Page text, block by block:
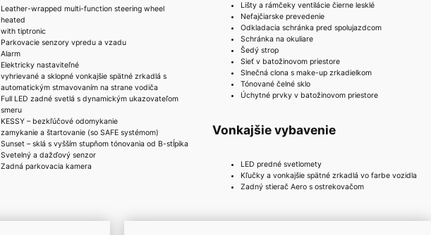
Leather-wrapped multi-function steering wheel
heated
with tiptronic
Parkovacie senzory vpredu a vzadu
Alarm
Elektricky nastaviteľné
vyhrievané a sklopné vonkajšie spätné zrkadlá s
automatickým stmavovaním na strane vodiča
Full LED zadné svetlá s dynamickým ukazovateľom
smeru
KESSY – bezkľúčové odomykanie
zamykanie a štartovanie (so SAFE systémom)
Sunset – sklá s vyšším stupňom tónovania od B-stĺpika
Svetelný a dažďový senzor
Zadná parkovacia kamera
Lišty a rámčeky ventilácie čierne lesklé
Nefajčiarske prevedenie
Odkladacia schránka pred spolujazdcom
Schránka na okuliare
Šedý strop
Sieť v batožinovom priestore
Slnečná clona s make-up zrkadielkom
Tónované čelné sklo
Úchytné prvky v batožinovom priestore
Vonkajšie vybavenie
LED predné svetlomety
Kľučky a vonkajšie spätné zrkadlá vo farbe vozidla
Zadný stierač Aero s ostrekovačom